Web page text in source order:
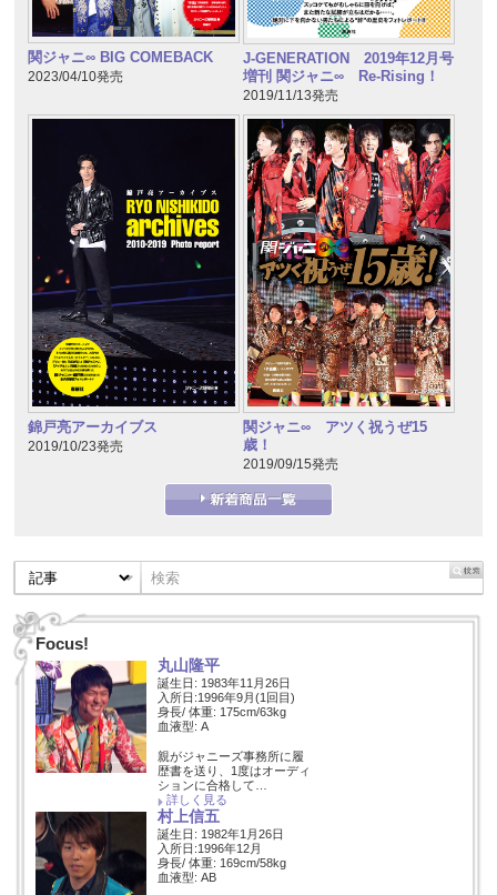
関ジャニ∞ BIG COMEBACK
2023/04/10発売
J-GENERATION 2019年12月号
増刊 関ジャニ∞ Re-Rising！
2019/11/13発売
錦戸亮アーカイブス
2019/10/23発売
関ジャニ∞ アツく祝うぜ15
歳！
2019/09/15発売
Focus!
丸山隆平
誕生日: 1983年11月26日
入所日:1996年9月(1回目)
身長/ 体重: 175cm/63kg
血液型: A
親がジャニーズ事務所に履
歴書を送り、1度はオーディ
ションに合格して…
詳しく見る
村上信五
誕生日: 1982年1月26日
入所日:1996年12月
身長/ 体重: 169cm/58kg
血液型: AB